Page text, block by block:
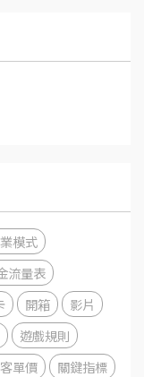
模式
流量表
開箱
影片
遊戲規則
單價
關鍵指標